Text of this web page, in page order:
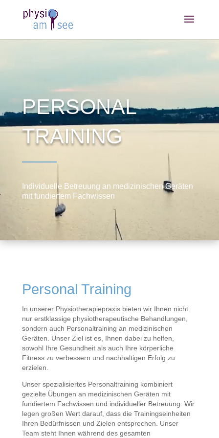
PERSONAL
TRAINING
Individuelle Betreuung an medizinischen Geräten
mit fundiertem Fachwissen
Personal Training
In unserer Physiotherapiepraxis bieten wir Ihnen nicht
nur erstklassige physiotherapeutische Behandlungen,
sondern auch Personaltraining an medizinischen
Geräten. Unser Ziel ist es, Ihnen dabei zu helfen,
sowohl Ihre Gesundheit als auch Ihre körperliche
Fitness zu verbessern und nachhaltigen Erfolg zu
erzielen.
Unser spezialisiertes Personaltraining kombiniert
gezielte Übungen an medizinischen Geräten mit
fundiertem Fachwissen und individueller Betreuung. Wir
legen großen Wert darauf, dass die Trainingseinheiten
Ihren Bedürfnissen und Zielen entsprechen. Unser
Team steht Ihnen während des gesamten